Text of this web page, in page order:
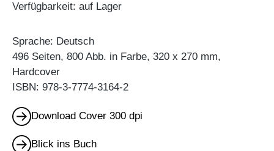
Verfügbarkeit: auf Lager
Sprache: Deutsch
496 Seiten, 800 Abb. in Farbe, 320 x 270 mm,
Hardcover
ISBN: 978-3-7774-3164-2
Download Cover 300 dpi
Blick ins Buch